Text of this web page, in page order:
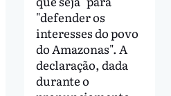
"defender os
interesses do povo
do Amazonas". A
declaração, dada
durante o